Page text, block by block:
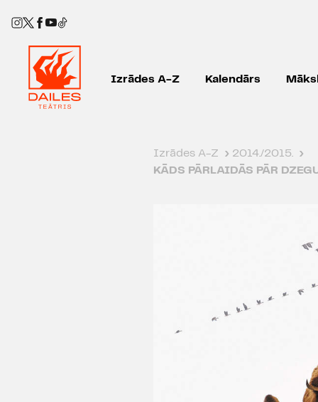
Izrādes A-Z Kalendārs
Izrādes A-Z › 2014./2015. ›
KĀDS PĀRLAIDĀS PĀR